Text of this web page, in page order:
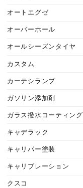
オートエグゼ
オーバーホール
オールシーズンタイヤ
カスタム
カーテシランプ
ガソリン添加剤
ガラス撥水コーティング
キャデラック
キャリパー塗装
キャリブレーション
クスコ